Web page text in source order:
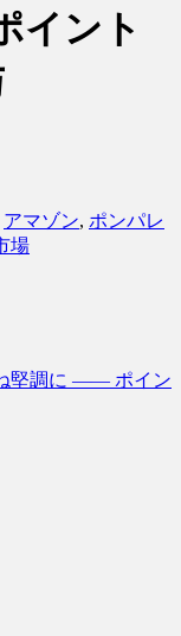
イント
アマゾン, ポンパレ
場
堅調に ―― ポイン